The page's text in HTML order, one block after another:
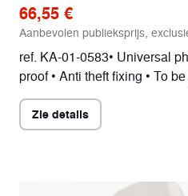
66,55 €
Aanbevolen publieksprijs,
ref. KA-01-0583• Universal
proof • Anti theft fixing • To be
Zie details